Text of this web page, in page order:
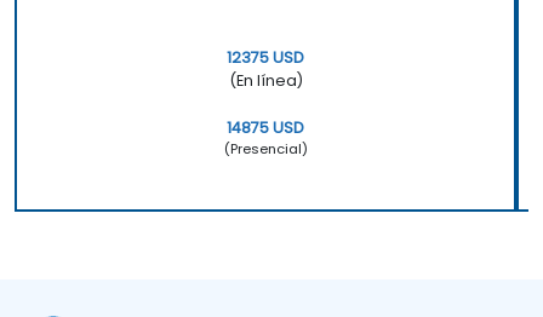
12375 USD
(En línea)
14875 USD
(Presencial)